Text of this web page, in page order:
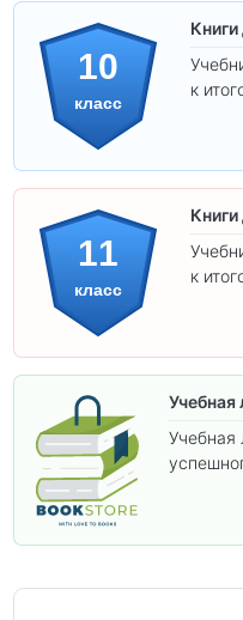
10
класс
к
11
класс
Книги
к
Учебная
Учебная